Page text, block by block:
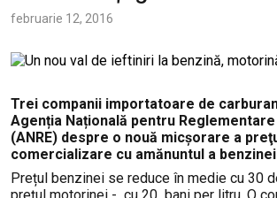
februarie 12, 2016
Trei companii importatoare de
Agenția Națională pentru
(ANRE) despre o nouă micșorare a
comercializare cu amănuntul a
Prețul benzinei se reduce în medie cu 30